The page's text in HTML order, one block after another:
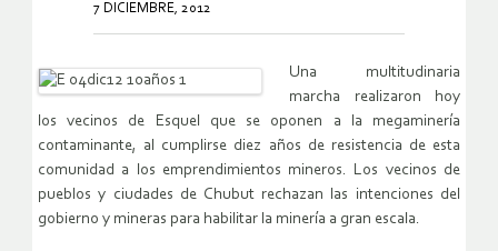
7 DICIEMBRE, 2012
Una multitudinaria
marcha realizaron hoy
los vecinos de Esquel que se oponen a la megaminería
contaminante, al cumplirse diez años de resistencia de esta
comunidad a los emprendimientos mineros. Los vecinos de
pueblos y ciudades de Chubut rechazan las intenciones del
gobierno y mineras para habilitar la minería a gran escala.